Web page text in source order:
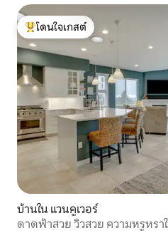
โดนใจเกสต์ที่สุด
โดนใจเกสต์
บ้านใน แวนคูเวอร์
ดาดฟ้าสวย วิวสวย ความหรูหรา